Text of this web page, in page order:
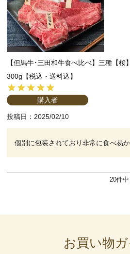
【但馬牛･三田和牛食べ比べ】三種【
300g【税込・送料込】
購入者
投稿日 2025/02/10
個別に包装されており非常に食べ易
20件中
お買い物